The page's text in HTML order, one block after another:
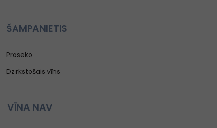
ŠAMPANIETIS
Proseko
Dzirkstošais vīns
VĪNA NAV